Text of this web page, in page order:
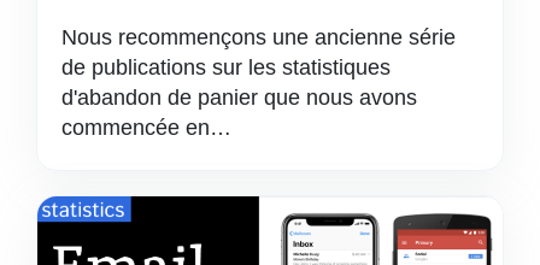
Nous recommençons une ancienne série
de publications sur les statistiques
d'abandon de panier que nous avons
commencée en…